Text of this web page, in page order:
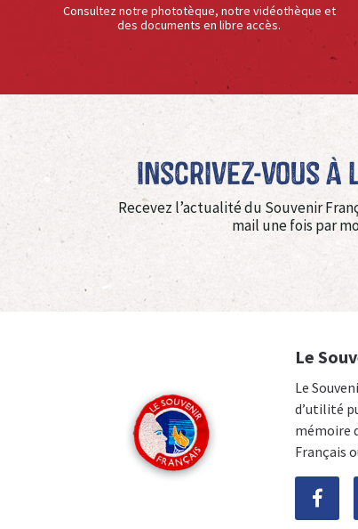
Consultez notre phototèque, notre vidéothèque et
des documents en libre accès.
Inscrivez-vous à
Recevez l’actualité du Souvenir
mail une fois par
Le
Le
d’utilité
mémoire
Français